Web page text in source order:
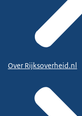
Over Rijksoverheid.nl